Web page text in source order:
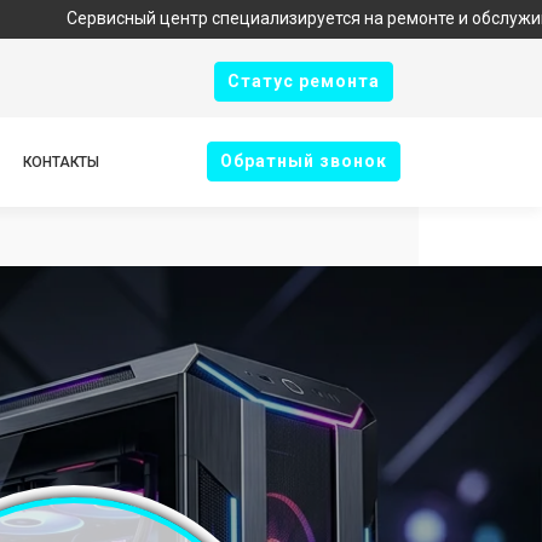
центр специализируется на ремонте и обслуживании
Cтатус ремонта
КОНТАКТЫ Oбратный звонок